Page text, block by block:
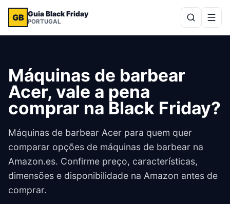
GB Guia Black Friday
PORTUGAL
Máquinas de barbear
Acer, vale a pena
comprar na Black Friday?
Máquinas de barbear Acer para quem quer
comparar opções de máquinas de barbear na
Amazon.es. Confirme preço, características,
dimensões e disponibilidade na Amazon antes de
comprar.